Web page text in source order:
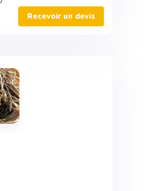
Recevoir un devis